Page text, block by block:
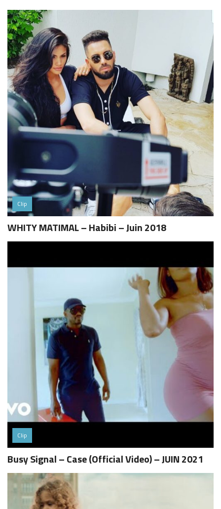
Clip
WHITY MATIMAL – Habibi – Juin 2018
Clip
Busy Signal – Case (Official Video) – JUIN 2021